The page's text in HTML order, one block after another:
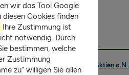
wir das Tool Google
Cookies finden
. Ihre Zustimmung ist
notwendig. Durch
bestimmen, welche
Zustimmung
zu“ willigen Sie allen
Technologies AG Namens-Aktien o.N.